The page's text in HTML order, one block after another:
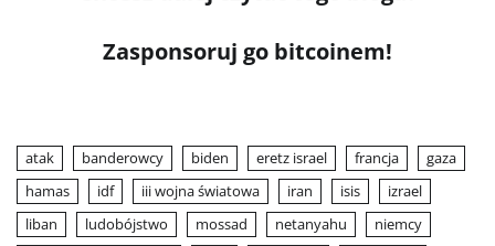
Zasponsoruj go bitcoinem!
atak banderowcy biden eretz israel francja
gaza
hamas
idf iii wojna światowa iran isis
izrael
liban
ludobójstwo mossad netanyahu
niemcy